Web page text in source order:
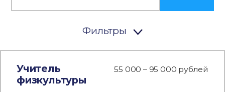
Фильтры
Учитель
физкультуры
55 000 – 95 000 рублей